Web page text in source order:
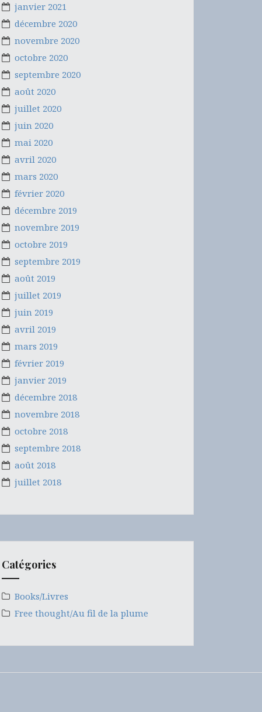
janvier 2021
décembre 2020
novembre 2020
octobre 2020
septembre 2020
août 2020
juillet 2020
juin 2020
mai 2020
avril 2020
mars 2020
février 2020
décembre 2019
novembre 2019
octobre 2019
septembre 2019
août 2019
juillet 2019
juin 2019
avril 2019
mars 2019
février 2019
janvier 2019
décembre 2018
novembre 2018
octobre 2018
septembre 2018
août 2018
juillet 2018
Catégories
Books/Livres
Free thought/Au fil de la plume